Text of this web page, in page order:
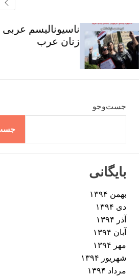
e
c
o
e
ناسیونالیسم عربی و
زنان عرب
جست‌وجو
بایگانی
بهمن ۱۳۹۴
دی ۱۳۹۴
آذر ۱۳۹۴
آبان ۱۳۹۴
مهر ۱۳۹۴
شهریور ۱۳۹۴
مرداد ۱۳۹۴